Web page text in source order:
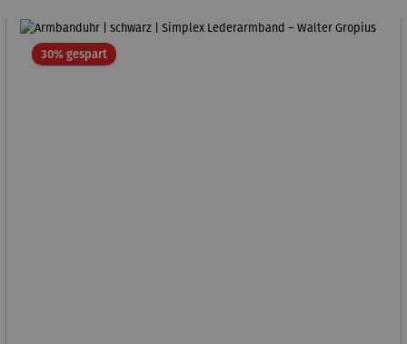
30% gespartRabatt